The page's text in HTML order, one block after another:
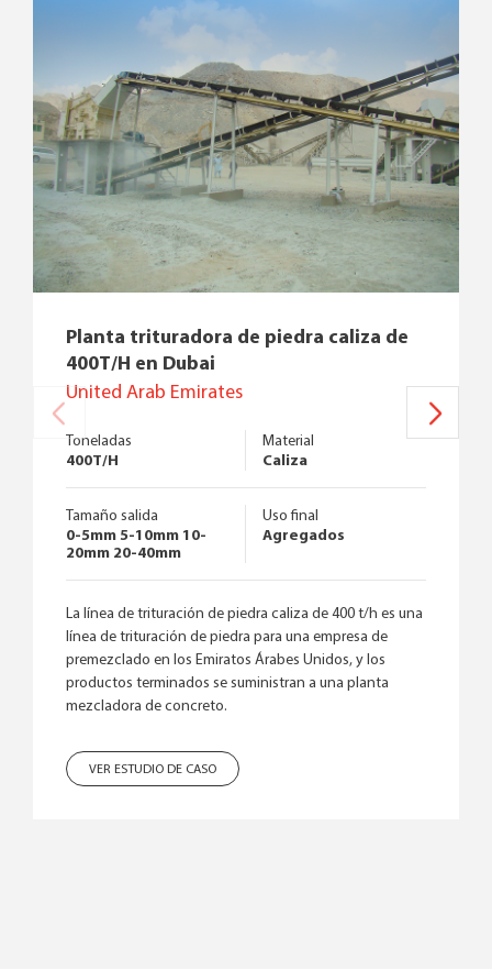
Planta trituradora de piedra caliza de
400T/H en Dubai
United Arab Emirates
Toneladas
400T/H
Material
Caliza
Tamaño salida
0-5mm 5-10mm 10-
20mm 20-40mm
Uso final
Agregados
La línea de trituración de piedra caliza de 400 t/h es una
línea de trituración de piedra para una empresa de
premezclado en los Emiratos Árabes Unidos, y los
productos terminados se suministran a una planta
mezcladora de concreto.
VER ESTUDIO DE CASO